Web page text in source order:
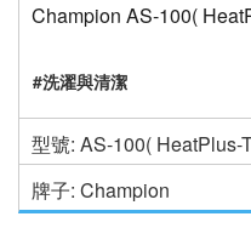
Champion AS-100(
#洗濯與清潔
型號: AS-100( HeatPlus-
牌子: Champion